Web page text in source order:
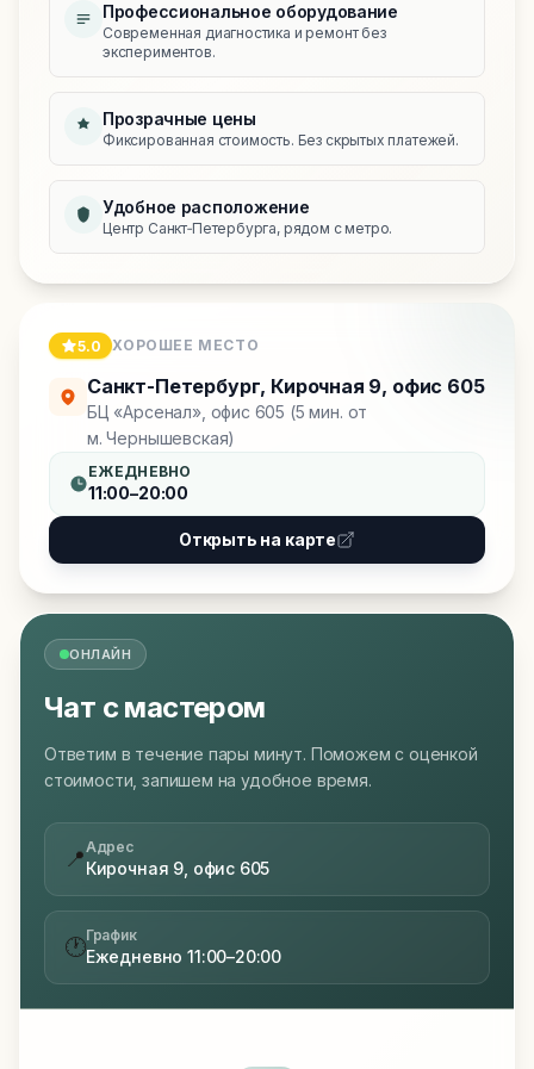
Профессиональное оборудование
Современная диагностика и ремонт без
экспериментов.
Прозрачные цены
Фиксированная стоимость. Без скрытых платежей.
Удобное расположение
Центр Санкт‑Петербурга, рядом с метро.
5.0 ХОРОШЕЕ МЕСТО
Санкт-Петербург, Кирочная 9, офис 605
БЦ «Арсенал», офис 605 (5 мин. от
м. Чернышевская)
ЕЖЕДНЕВНО
11:00–20:00
Открыть на карте
ОНЛАЙН
Чат с мастером
Ответим в течение пары минут. Поможем с оценкой
стоимости, запишем на удобное время.
📍Адрес
Кирочная 9, офис 605
🕐График
Ежедневно 11:00–20:00